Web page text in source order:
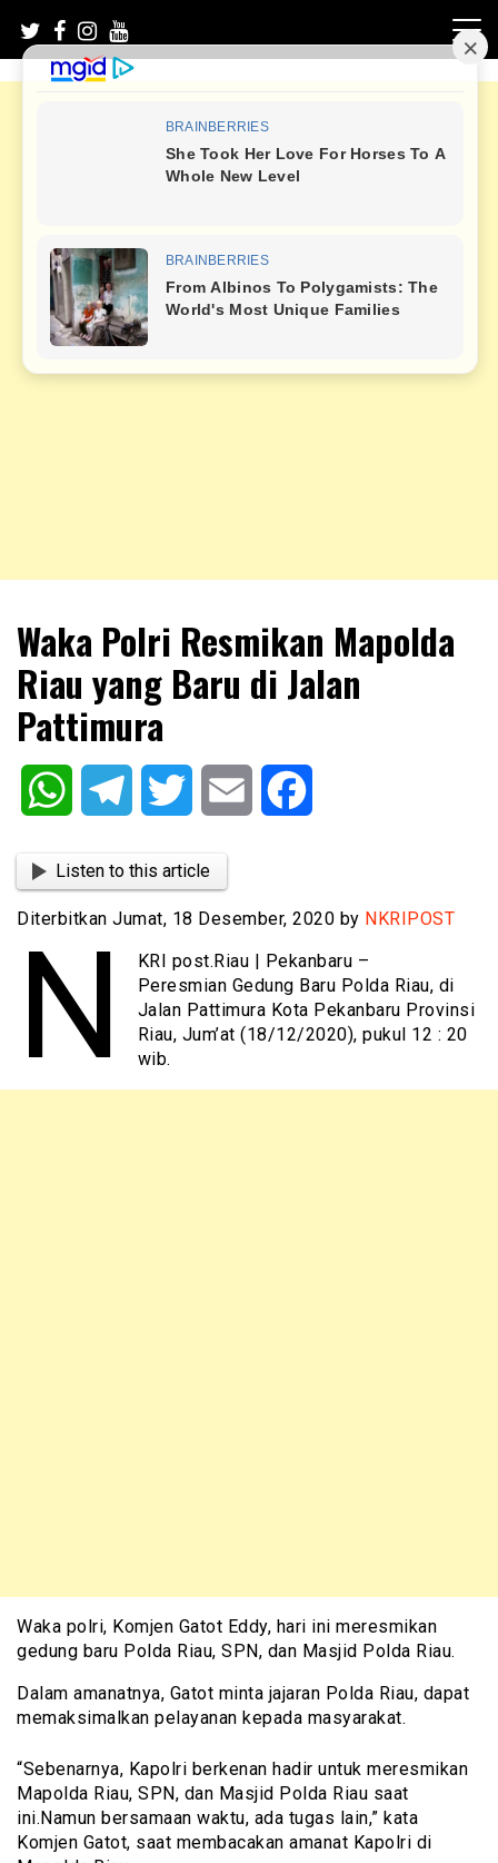
content
NKRIPOST
Waka Polri Resmikan Mapolda
Riau yang Baru di Jalan
Pattimura
WhatsAppTelegram Twitter Email
Listen to this article
Diterbitkan Jumat, 18 Desember, 2020 by NKRIPOST
N
KRI post.Riau | Pekanbaru –
Peresmian Gedung Baru Polda Riau, di
Jalan Pattimura Kota Pekanbaru Provinsi
Riau, Jum’at (18/12/2020), pukul 12 : 20
wib.
Waka polri, Komjen Gatot Eddy, hari ini meresmikan
gedung baru Polda Riau, SPN, dan Masjid Polda Riau.
Dalam amanatnya, Gatot minta jajaran Polda Riau, dapat
memaksimalkan pelayanan kepada masyarakat.
“Sebenarnya, Kapolri berkenan hadir untuk meresmikan
Mapolda Riau, SPN, dan Masjid Polda Riau saat
ini.Namun bersamaan waktu, ada tugas lain,” kata
Komjen Gatot, saat membacakan amanat Kapolri di